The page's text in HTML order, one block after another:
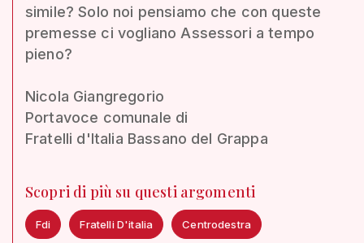
simile? Solo noi pensiamo che con queste
premesse ci vogliano Assessori a tempo
pieno?
Nicola Giangregorio
Portavoce comunale di
Fratelli d'Italia Bassano del Grappa
Scopri di più su questi argomenti
Fdi Fratelli D'italia Centrodestra